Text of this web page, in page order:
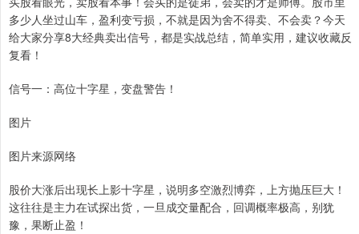
多少人坐过山车，盈利变亏损，不就是因为舍不得卖、不会卖？今天
给大家分享8大经典卖出信号，都是实战总结，简单实用，建议收藏反
复看！
信号一：高位十字星，变盘警告！
图片
图片来源网络
股价大涨后出现长上影十字星，说明多空激烈博弈，上方抛压巨大！
这往往是主力在试探出货，一旦成交量配合，回调概率极高，别犹
豫，果断止盈！